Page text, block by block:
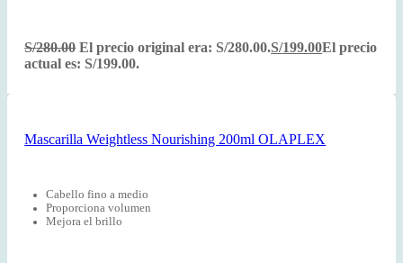
S/280.00 El precio original era: S/280.00.S/199.00El precio
actual es: S/199.00.
Mascarilla Weightless Nourishing 200ml OLAPLEX
Cabello fino a medio
Proporciona volumen
Mejora el brillo